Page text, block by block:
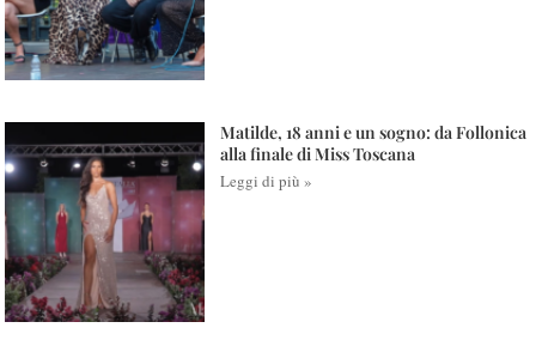
Matilde, 18 anni e un sogno: da Follonica
alla finale di Miss Toscana
Leggi di più »